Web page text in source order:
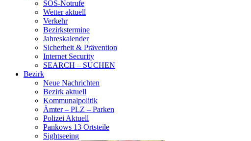
SOS-Notrufe
Wetter aktuell
Verkehr
Bezirkstermine
Jahreskalender
Sicherheit & Prävention
Internet Security
SEARCH – SUCHEN
Bezirk
Neue Nachrichten
Bezirk aktuell
Kommunalpolitik
Ämter – PLZ – Parken
Polizei Aktuell
Pankows 13 Ortsteile
Sightseeing